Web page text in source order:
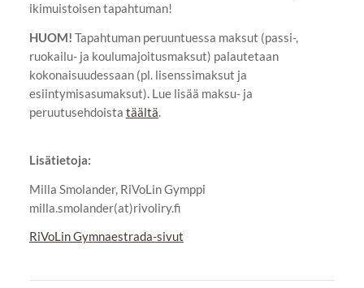
ikimuistoisen tapahtuman!
HUOM! Tapahtuman peruuntuessa maksut (passi-,
ruokailu- ja koulumajoitusmaksut) palautetaan
kokonaisuudessaan (pl. lisenssimaksut ja
esiintymisasumaksut). Lue lisää maksu- ja
peruutusehdoista täältä.
Lisätietoja:
Milla Smolander, RiVoLin Gymppi
milla.smolander(at)rivoliry.fi
RiVoLin Gymnaestrada-sivut